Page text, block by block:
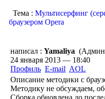
Тема : Мультисерфинг
браузером Opera
написал : Yamaliya
24 января 2013 — 18:40
Профиль E-mail AOL
Описание методики с
Методику не обсуждаем,
Сборка обновлена до